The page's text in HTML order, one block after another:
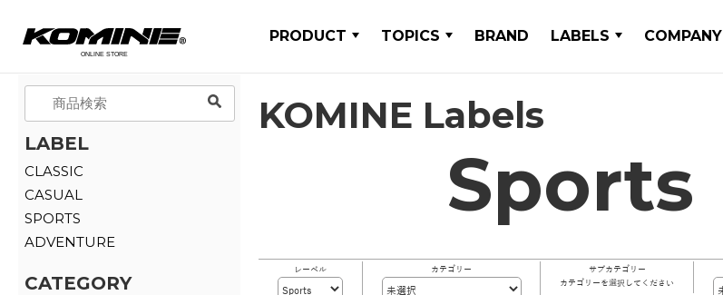
PRODUCT TOPICS BRAND LABELS COMPANY
LABEL
CLASSIC
CASUAL
SPORTS
ADVENTURE
CATEGORY
KOMINE Labels
Sports
レーベル カテゴリー
サブカテゴリー
カテゴリーを選択してください